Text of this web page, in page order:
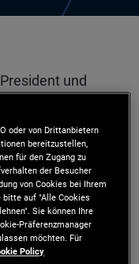
und
Kunden in
Zuvor war sie
in Newport
Office von
zu den
oder von Drittanbietern
bereitzustellen,
für den Zugang zu
der Besucher
von Cookies bei Ihrem
auf "Alle Cookies
Sie können Ihre
Präferenzmanager
möchten. Für
Policy